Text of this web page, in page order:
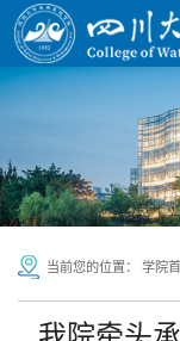
当前您的位置： 学院